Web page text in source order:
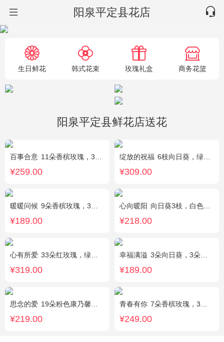
阳泉平定县花店
生日鲜花 韩式花束 玫瑰礼盒 商务花篮
阳泉平定县鲜花店送花
百事合意 11朵香槟玫瑰，3枝多头白百合，黄莺搭配
¥259.00
绽放的祝福 6枝向日葵，绿色桔梗、尤加利搭配
¥309.00
暖暖问候 9朵香槟玫瑰，3朵向日葵，满天星、绿叶搭配
¥189.00
心向暖阳 向日葵3枝，白色洋桔梗0.5扎，绿色小雏菊2枝，雪柳0.1扎
¥218.00
心有所爱 33朵红玫瑰，绿叶搭配
¥319.00
幸福满溢 3朵向日葵，3朵香槟玫瑰，配花、绿叶搭配
¥189.00
思念的爱 19朵粉色康乃馨，尤加利搭配
¥219.00
青春有你 7朵香槟玫瑰，3朵向日葵，一个绣球，桔梗、配花、配草搭配
¥249.00